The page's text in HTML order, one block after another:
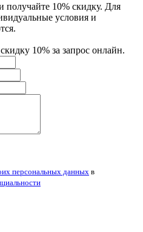
получайте 10% скидку. Для
условия и
10% за запрос онлайн.
персональных данных в